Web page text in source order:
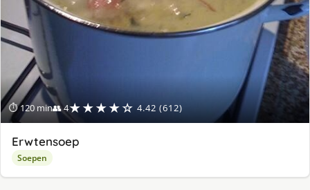
⏱ 120 min👥 4★★★★☆ 4.42 (612)
Erwtensoep
Soepen